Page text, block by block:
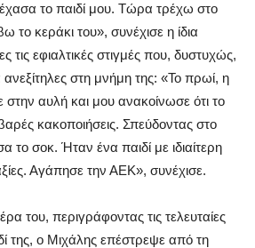
το παιδί μου. Τώρα τρέχω στο
το κεράκι του», συνέχισε η ίδια
τις εφιαλτικές στιγμές που, δυστυχώς,
στη μνήμη της: «Το πρωί, η
αυλή και μου ανακοίνωσε ότι το
κακοποιήσεις. Σπεύδοντας στο
το σοκ. Ήταν ένα παιδί με ιδιαίτερη
Αγάπησε την ΑΕΚ», συνέχισε.
του, περιγράφοντας τις τελευταίες
της, ο Μιχάλης επέστρεψε από τη